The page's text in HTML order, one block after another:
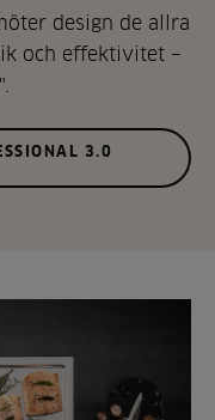
design de allra
och effektivitet –
3.0